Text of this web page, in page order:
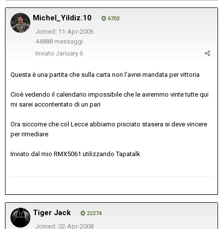
Michel_Yildiz.10 6702
Joined: 11-Apr-2006
44888 messaggi
Inviato January 6
Questa è una partita che sulla carta non l'avrei mandata per vittoria
Cioè vedendo il calendario impossibile che le avremmo vinte tutte qui
mi sarei accontentato di un pari
Ora siccome che col Lecce abbiamo pisciato stasera si deve vincere
per rimediare
Inviato dal mio RMX5061 utilizzando Tapatalk
Tiger Jack 22274
Joined: 02-Apr-2008